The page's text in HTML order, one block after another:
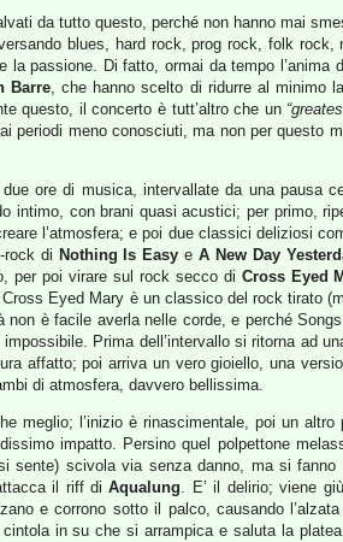
da tutto questo, perché non hanno mai
blues, hard rock, prog rock, folk
la passione. Di fatto, ormai da tempo
Barre, che hanno scelto di ridurre al minimo
questo, il concerto è tutt’altro che un
periodi meno conosciuti, ma non per questo
due ore di musica, intervallate da una pausa
intimo, con brani quasi acustici; per primo,
l’atmosfera; e poi due classici deliziosi
rock di Nothing Is Easy eA New Day
per poi virare sul rock secco di Cross Eyed
Eyed Mary è un classico del rock tirato
non è facile averla nelle corde, e perché
Prima dell’intervallo si ritorna ad
affatto; poi arriva un vero gioiello, una
di atmosfera, davvero bellissima.
meglio; l’inizio è rinascimentale, poi un
impatto. Persino quel polpettone
sente) scivola via senza danno, ma si
il riff diAqualung. E’ il delirio; viene
e corrono sotto il palco, causando
in su che si arrampica e saluta la